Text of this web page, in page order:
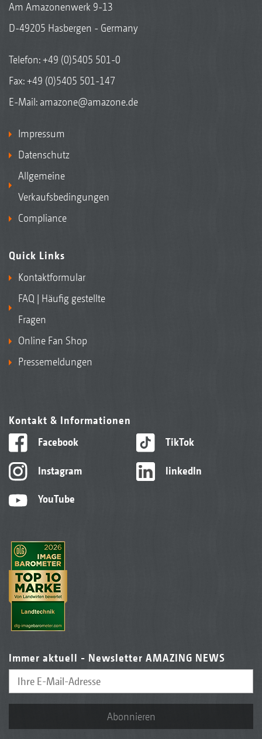
Am Amazonenwerk 9-13
D-49205 Hasbergen - Germany
Telefon:+49 (0)5405 501-0
Fax: +49 (0)5405 501-147
E-Mail: amazone@amazone.de
Impressum
Datenschutz
Allgemeine
Verkaufsbedingungen
Compliance
Quick Links
Kontaktformular
FAQ | Häufig gestellte
Fragen
Online Fan Shop
Pressemeldungen
Kontakt & Informationen
Facebook
Instagram
YouTube
TikTok
linkedIn
Immer aktuell - Newsletter AMAZING NEWS
Abonnieren